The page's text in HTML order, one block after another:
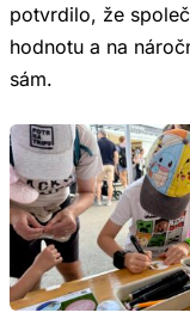
potvrdilo, že
hodnotu a na
sám.